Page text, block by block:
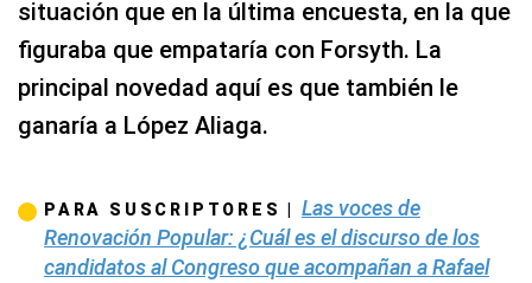
situación que en la última encuesta, en la que
figuraba que empataría con Forsyth. La
principal novedad aquí es que también le
ganaría a López Aliaga.
PARA SUSCRIPTORES |
Las voces de
Renovación Popular: ¿Cuál es el discurso de los
candidatos al Congreso que acompañan a Rafael